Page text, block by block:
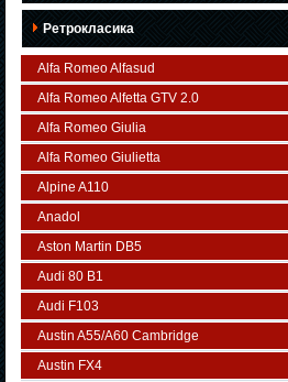
Ретрокласика
Alfa Romeo Alfasud
Alfa Romeo Alfetta GTV 2.0
Alfa Romeo Giulia
Alfa Romeo Giulietta
Alpine A110
Anadol
Aston Martin DB5
Audi 80 B1
Audi F103
Austin A55/A60 Cambridge
Austin FX4